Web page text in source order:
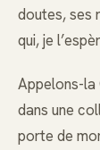
doutes, ses
qui, je
Appelons-la
dans une
porte de